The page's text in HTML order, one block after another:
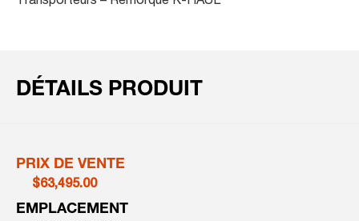
DÉTAILS PRODUIT
PRIX DE VENTE
$63,495.00
EMPLACEMENT